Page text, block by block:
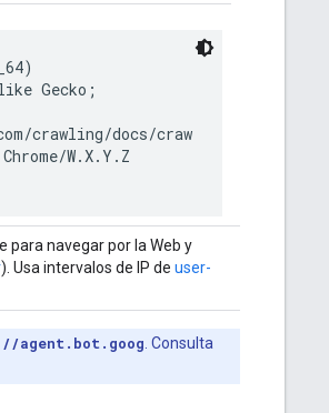
Gecko;
crawling/docs/craw
W.X.Y.Z
para navegar por la Web y
). Usa intervalos de IP de user-
agent.bot.goog . Consulta